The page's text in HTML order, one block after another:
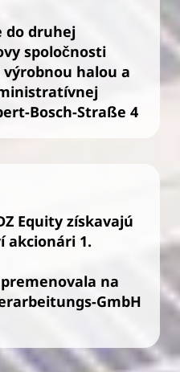
do druhej
spoločnosti
výrobnou halou a
Bosch-Straße 4
Equity získavajú
akcionári 1.
na
GmbH